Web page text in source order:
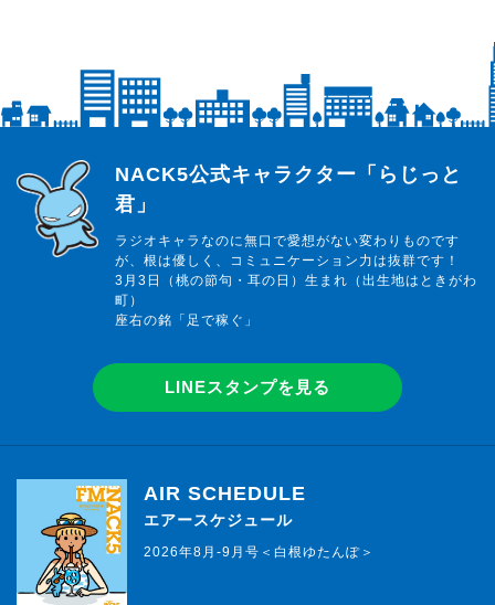
らじっと君
NACK5公式キャラクター「らじっと
君」
ラジオキャラなのに無口で愛想がない変わりものです
が、根は優しく、コミュニケーション力は抜群です！
3月3日（桃の節句・耳の日）生まれ（出生地はときがわ
町）
座右の銘「足で稼ぐ」
LINEスタンプを見る
AIR SCHEDULE
エアースケジュール
2026年8月-9月号＜白根ゆたんぽ＞